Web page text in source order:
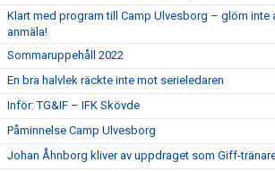
Klart med program till Camp Ulvesborg – glöm inte
anmäla!
Sommaruppehåll 2022
En bra halvlek räckte inte mot serieledaren
Inför: TG&IF – IFK Skövde
Påminnelse Camp Ulvesborg
Johan Åhnborg kliver av uppdraget som Giff-